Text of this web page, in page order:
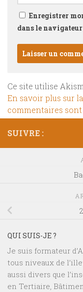
Enregistrer
dans le
Ce site utilise
En savoir plus sur
commentaires
SUIVRE :
QUI SUIS-JE ?
Je suis formateur
tous niveaux de
aussi divers que
en Tertiaire,